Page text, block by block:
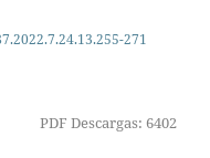
271
PDF Descargas: 6402